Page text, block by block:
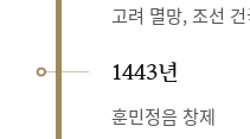
고려 멸망, 조선
1443년
훈민정음 창제